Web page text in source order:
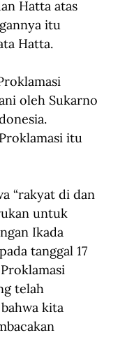
Hatta atas
itu
Hatta.
oleh Sukarno
itu
“rakyat di dan
untuk
Ikada
tanggal 17
telah
kita